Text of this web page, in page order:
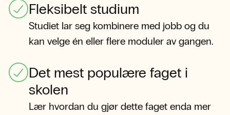
Fleksibelt studium
Studiet lar seg kombinere med jobb og du
kan velge én eller flere moduler av gangen.
Det mest populære faget i
skolen
Lær hvordan du gjør dette faget enda mer